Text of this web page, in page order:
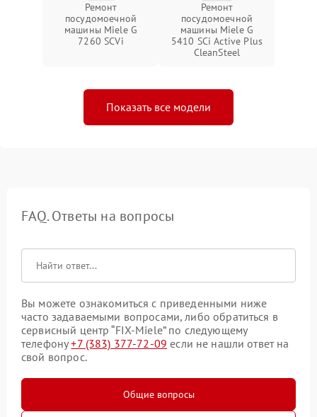
Ремонт
посудомоечной
машины Miele G
7260 SCVi
Ремонт
посудомоечной
машины Miele G
5410 SCi Active Plus
CleanSteel
Показать все модели
FAQ. Ответы на вопросы
Вы можете ознакомиться с приведенными ниже
часто задаваемыми вопросами, либо обратиться в
сервисный центр “FIX-Miele” по следующему
телефону+7 (383) 377-72-09 если не нашли ответ на
свой вопрос.
Общие вопросы